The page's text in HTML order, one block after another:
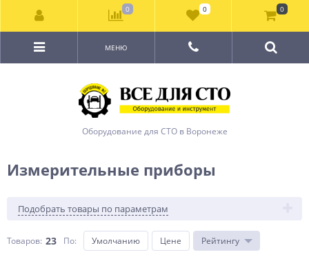
Оборудование для СТО в Воронеже
МЕНЮ
Измерительные приборы
Подобрать товары по параметрам
Товаров: 23 По: Умолчанию Цене Рейтингу
0 0 0